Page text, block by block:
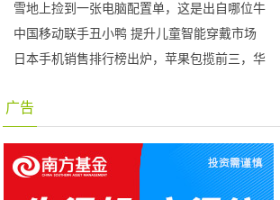
雪地上捡到一张电脑配置单，这是出自哪位牛
中国移动联手丑小鸭 提升儿童智能穿戴市场
日本手机销售排行榜出炉，苹果包揽前三，华
广告